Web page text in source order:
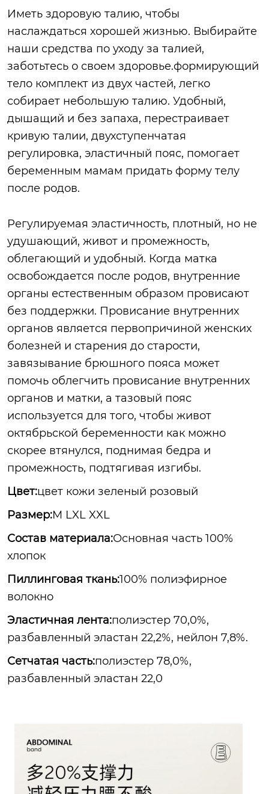
Иметь здоровую талию, чтобы
наслаждаться хорошей жизнью. Выбирайте
наши средства по уходу за талией,
заботьтесь о своем здоровье.формирующий
тело комплект из двух частей, легко
собирает небольшую талию. Удобный,
дышащий и без запаха, перестраивает
кривую талии, двухступенчатая
регулировка, эластичный пояс, помогает
беременным мамам придать форму телу
после родов.
Регулируемая эластичность, плотный, но не
удушающий, живот и промежность,
облегающий и удобный. Когда матка
освобождается после родов, внутренние
органы естественным образом провисают
без поддержки. Провисание внутренних
органов является первопричиной женских
болезней и старения до старости,
завязывание брюшного пояса может
помочь облегчить провисание внутренних
органов и матки, а тазовый пояс
используется для того, чтобы живот
октябрьской беременности как можно
скорее втянулся, поднимая бедра и
промежность, подтягивая изгибы.
Цвет:цвет кожи зеленый розовый
Размер:M LXL XXL
Состав материала:Основная часть 100%
хлопок
Пиллинговая ткань:100% полиэфирное
волокно
Эластичная лента:полиэстер 70,0%,
разбавленный эластан 22,2%, нейлон 7,8%.
Сетчатая часть:полиэстер 78,0%,
разбавленный эластан 22,0